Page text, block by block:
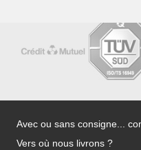
Avec ou sans consigne...
Vers où nous livrons ?